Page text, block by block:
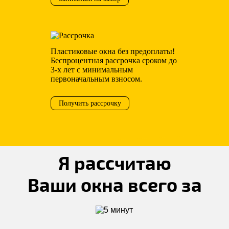
Пластиковые окна без предоплаты!
Беспроцентная рассрочка сроком до
3-х лет с минимальным
первоначальным взносом.
Получить рассрочку
Я рассчитаю
Ваши окна всего за